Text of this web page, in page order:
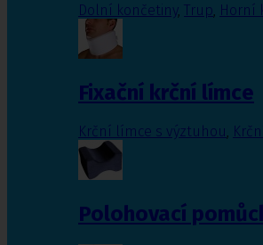
Dolní končetiny, Trup, Horní
Fixační krční límce
Krční límce s výztuhou
Polohovací